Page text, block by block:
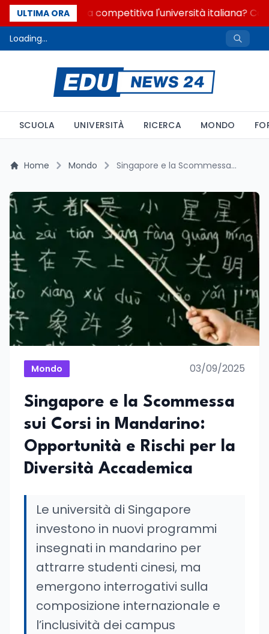
ULTIMA ORA
Quanto è ancora competitiva l'università italiana?
Loading...
SCUOLA UNIVERSITÀ RICERCA MONDO
Home Mondo Singapore e la Scommessa sui Corsi in Mandarino: Opportunità e Rischi per la Diversità Accademica
Mondo 03/09/2025
Singapore e la Scommessa
sui Corsi in Mandarino:
Opportunità e Rischi per la
Diversità Accademica
Le università di Singapore
investono in nuovi programmi
insegnati in mandarino per
attrarre studenti cinesi, ma
emergono interrogativi sulla
composizione internazionale e
l’inclusività dei campus